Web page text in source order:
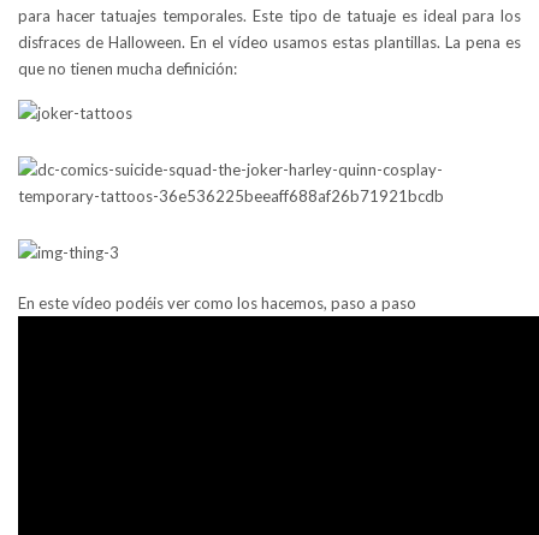
para hacer tatuajes temporales. Este tipo de tatuaje es ideal para los
disfraces de Halloween. En el vídeo usamos estas plantillas. La pena es
que no tienen mucha definición:
En este vídeo podéis ver como los hacemos, paso a paso